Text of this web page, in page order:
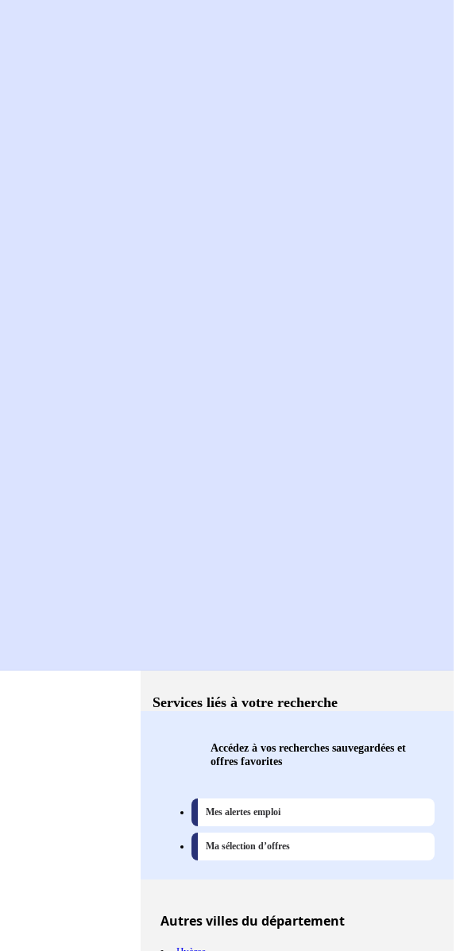
Services liés à votre recherche
Accédez à vos recherches sauvegardées et
offres favorites
Mes alertes emploi
Ma sélection d’offres
Autresvillesdu département